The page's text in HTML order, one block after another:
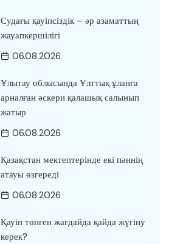
Судағы қауіпсіздік – әр азаматтың
жауапкершілігі
06.08.2026
Ұлытау облысында Ұлттық ұланға
арналған әскери қалашық салынып
жатыр
06.08.2026
Қазақстан мектептерінде екі пәннің
атауы өзгереді
06.08.2026
Қауіп төнген жағдайда қайда жүгіну
керек?